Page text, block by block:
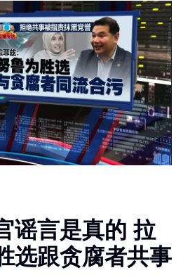
谣言是真的 拉
选跟贪腐者共事